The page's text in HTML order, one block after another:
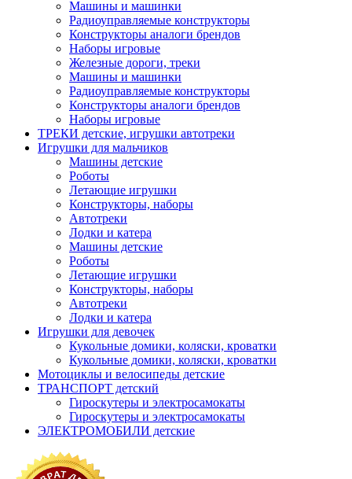
Машины и машинки
Радиоуправляемые конструкторы
Конструкторы аналоги брендов
Наборы игровые
Железные дороги, треки
Машины и машинки
Радиоуправляемые конструкторы
Конструкторы аналоги брендов
Наборы игровые
ТРЕКИ детские, игрушки автотреки
Игрушки для мальчиков
Машины детские
Роботы
Летающие игрушки
Конструкторы, наборы
Автотреки
Лодки и катера
Машины детские
Роботы
Летающие игрушки
Конструкторы, наборы
Автотреки
Лодки и катера
Игрушки для девочек
Кукольные домики, коляски, кроватки
Кукольные домики, коляски, кроватки
Мотоциклы и велосипеды детские
ТРАНСПОРТ детский
Гироскутеры и электросамокаты
Гироскутеры и электросамокаты
ЭЛЕКТРОМОБИЛИ детские